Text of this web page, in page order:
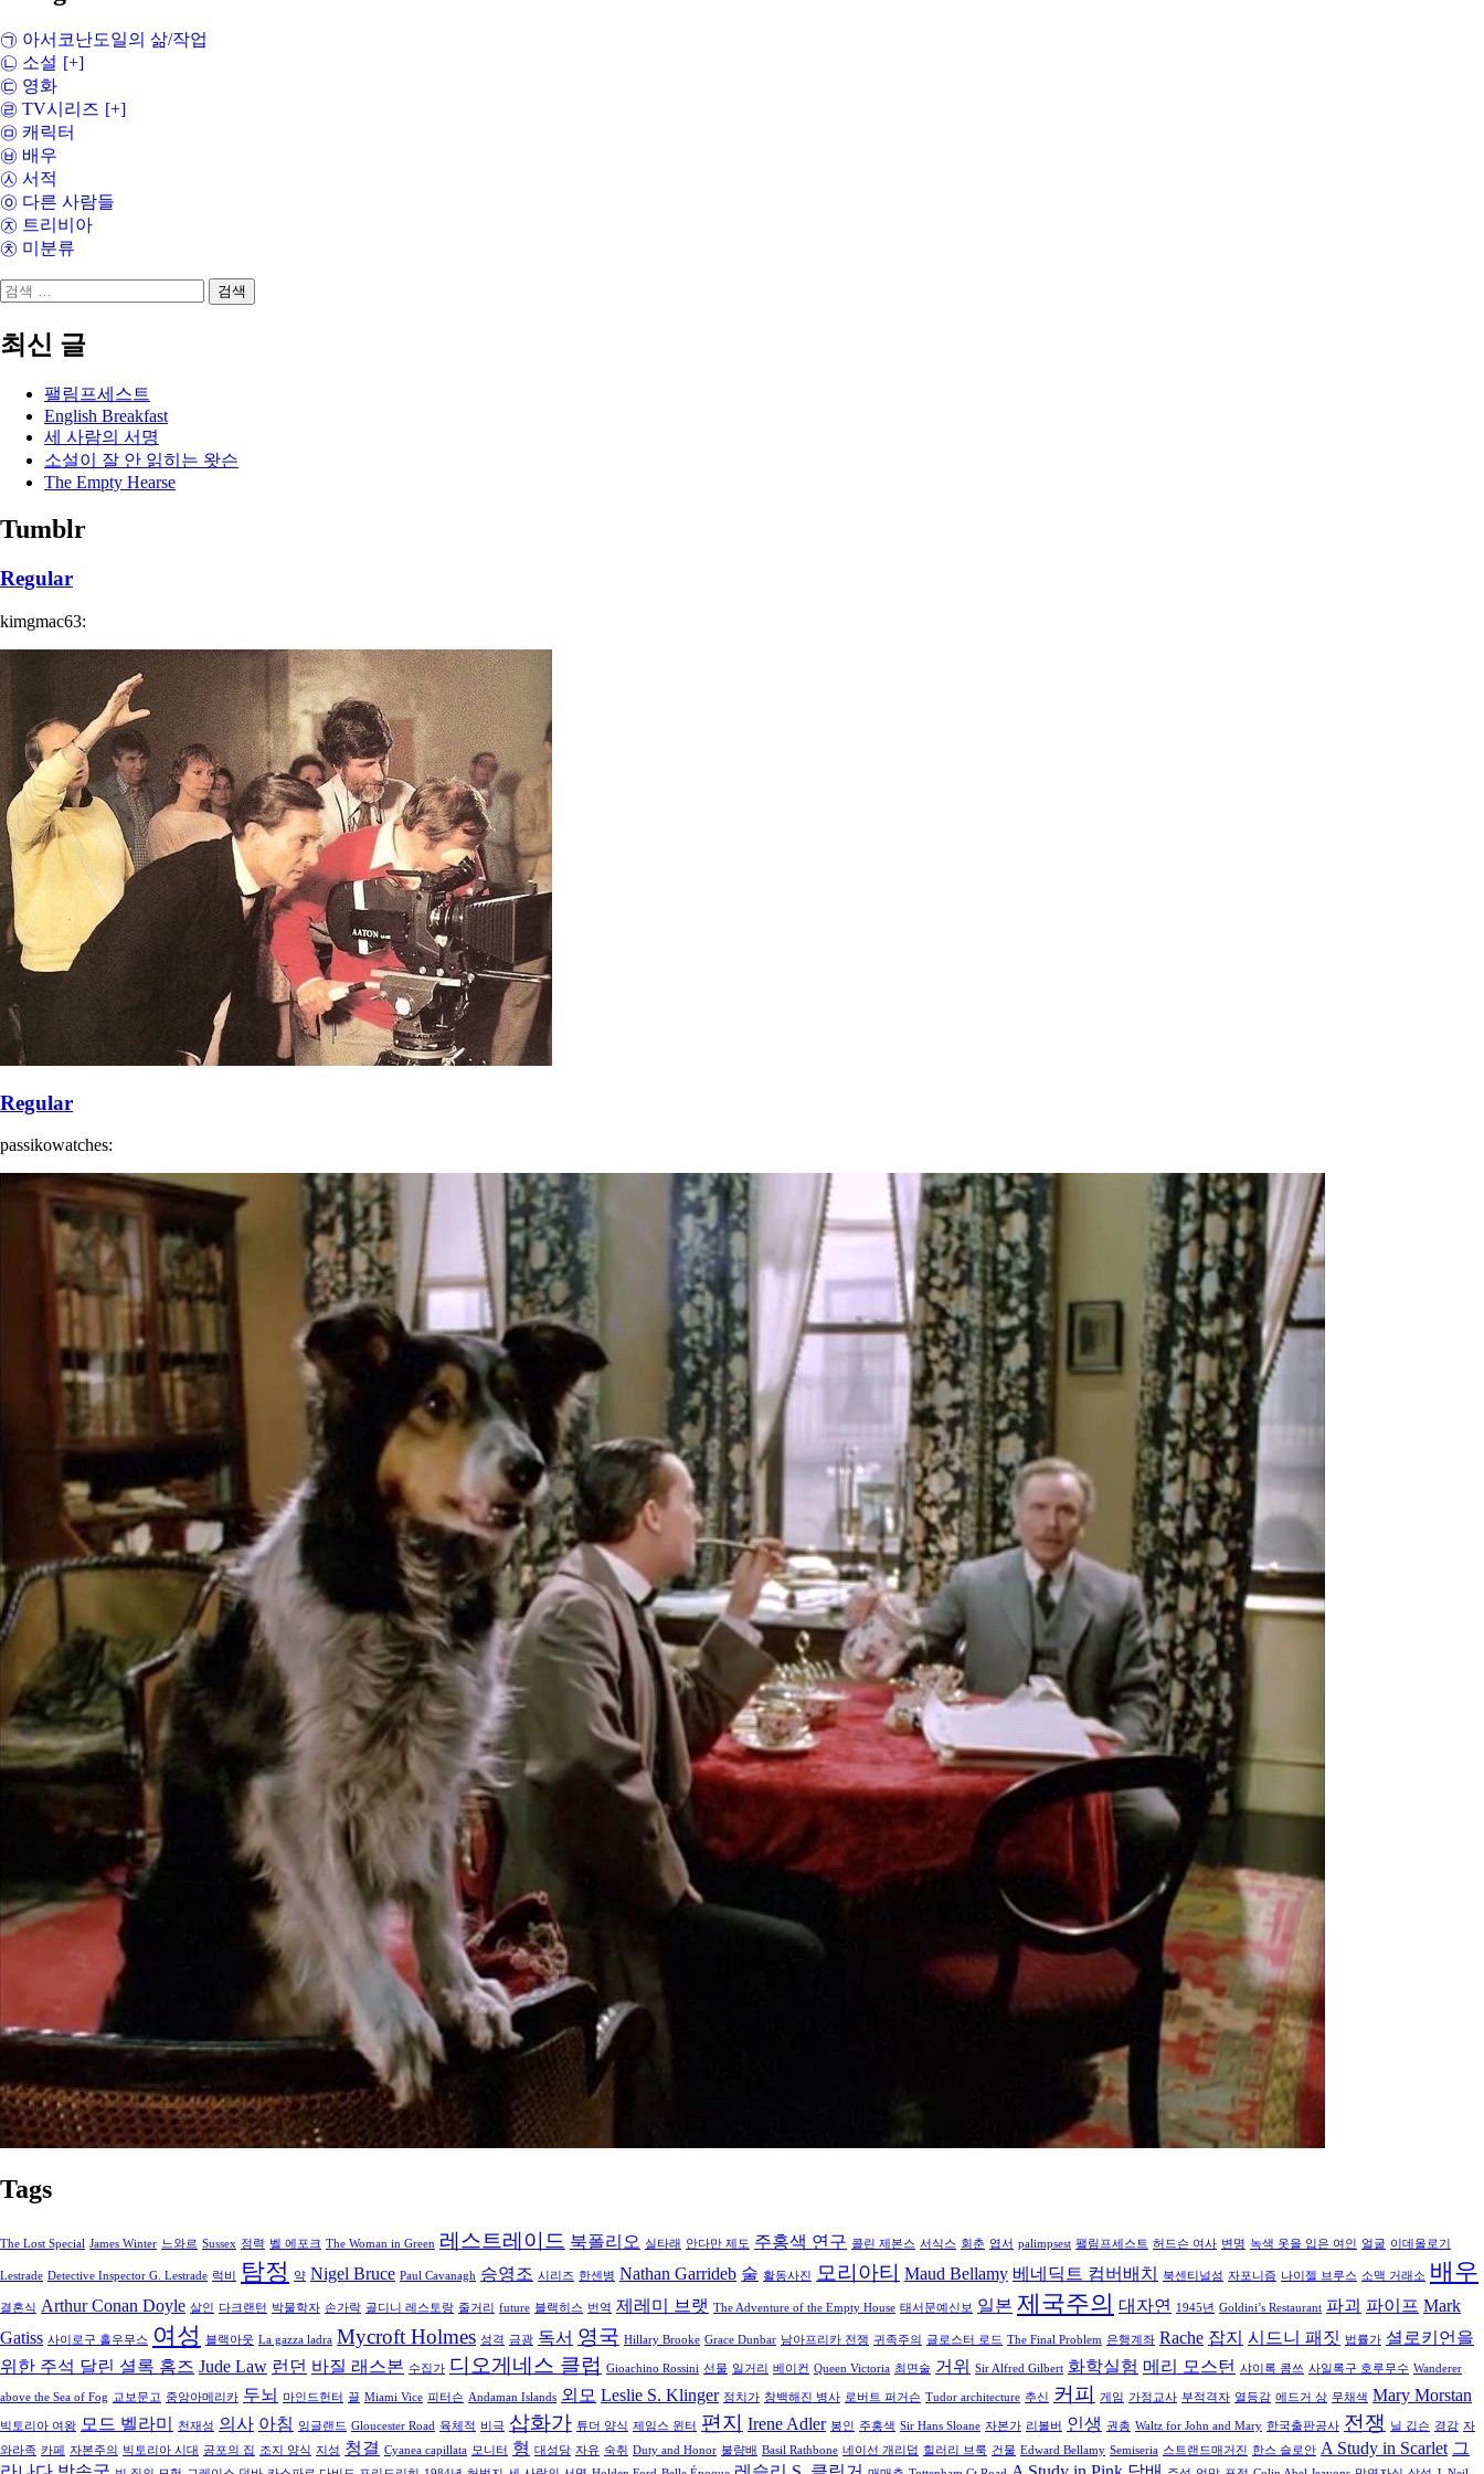
㉠ 아서코난도일의 삶/작업
㉡ 소설 [+]
㉢ 영화
㉣ TV시리즈 [+]
㉤ 캐릭터
㉥ 배우
㉦ 서적
㉧ 다른 사람들
㉨ 트리비아
㉩ 미분류
검
최신 글
팰림프세스트
English Breakfast
세 사람의 서명
소설이 잘 안 읽히는 왓슨
The Empty Hearse
Tumblr
Regular
kimgmac63:
Regular
passikowatches:
Tags
The Lost Special James Winter 느와르 Sussex 정력 벨 에포크 The Woman in Green 레스트레이드 북폴리오 실타래 안다만 제도 주홍색 연구 콜린 제본스 서식스 회춘 엽서 palimpsest 팰림프세스트 허드슨 여사 변명 녹색 옷을 입은 여인 얼굴 이데올로기
Lestrade Detective Inspector G. Lestrade 럭비 탐정 약 Nigel Bruce Paul Cavanagh 승영조 시리즈 한센병 Nathan Garrideb 술 활동사진 모리아티 Maud Bellamy 베네딕트 컴버배치 북센티널섬 자포니즘 나이젤 브루스 소맥 거래소 배우
결혼식 Arthur Conan Doyle 살인 다크랜턴 박물학자 손가락 골디니 레스토랑 줄거리 future 블랙히스 번역 제레미 브랫 The Adventure of the Empty House 태서문예신보 일본 제국주의 대자연 1945년 Goldini’s Restaurant 파괴 파이프 Mark
Gatiss 사이로구 홀우무스 여성 블랙아웃 La gazza ladra Mycroft Holmes 성격 금광 독서 영국 Hillary Brooke Grace Dunbar 남아프리카 전쟁 귀족주의 글로스터 로드 The Final Problem 은행계좌 Rache 잡지 시드니 패짓 법률가 셜로키언을
위한 주석 달린 셜록 홈즈 Jude Law 런던 바질 래스본 수집가 디오게네스 클럽 Gioachino Rossini 선물 일거리 베이컨 Queen Victoria 최면술 거위 Sir Alfred Gilbert 화학실험 메리 모스턴 샤이록 콤쓰 사일록구 호루무수 Wanderer
above the Sea of Fog 교보문고 중앙아메리카 두뇌 마인드헌터 끌 Miami Vice 피터슨 Andaman Islands 외모 Leslie S. Klinger 정치가 창백해진 병사 로버트 퍼거슨 Tudor architecture 추신 커피 게임 가정교사 부적격자 열등감 에드거 상 무채색 Mary Morstan
빅토리아 여왕 모드 벨라미 천재성 의사 아침 잉글랜드 Gloucester Road 육체적 비극 삽화가 튜더 양식 제임스 윈터 편지 Irene Adler 봉인 주홍색 Sir Hans Sloane 자본가 리볼버 인생 권총 Waltz for John and Mary 한국출판공사 전쟁 닐 깁슨 경감 자
와라족 카페 자본주의 빅토리아 시대 공포의 집 조지 양식 지성 청결 Cyanea capillata 모니터 형 대성당 자유 숙취 Duty and Honor 불량배 Basil Rathbone 네이선 개리덥 힐러리 브룩 건물 Edward Bellamy Semiseria 스트랜드매거진 한스 슬로안 A Study in Scarlet 그